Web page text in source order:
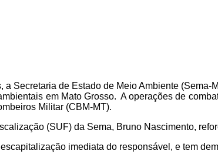
a Secretaria de Estado de Meio Ambiente
em Mato Grosso. A operações de
Militar (CBM-MT).
(SUF) da Sema, Bruno Nascimento,
imediata do responsável, e tem